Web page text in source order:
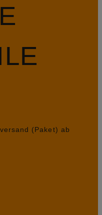
(Paket) ab